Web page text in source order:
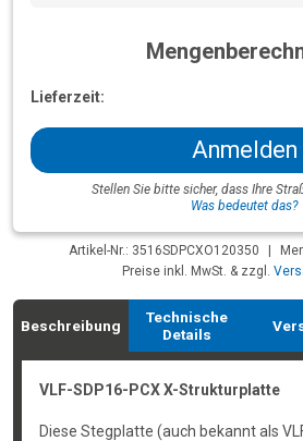
Lieferzeit:
Anmelden
Stellen Sie bitte sicher, dass Ihre
Was bedeutet das?
Artikel-Nr.: 3516SDPCXO120350 |
Preise inkl. MwSt. & zzgl.
Beschreibung
Technische
Details
VLF-SDP16-PCX X-Strukturplatte
Diese Stegplatte (auch bekannt als